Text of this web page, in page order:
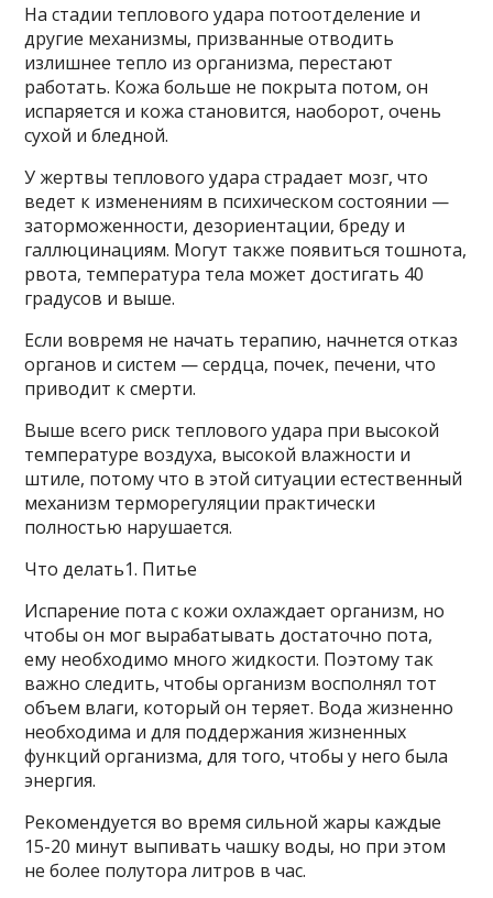
На стадии теплового удара потоотделение и
другие механизмы, призванные отводить
излишнее тепло из организма, перестают
работать. Кожа больше не покрыта потом, он
испаряется и кожа становится, наоборот, очень
сухой и бледной.
У жертвы теплового удара страдает мозг, что
ведет к изменениям в психическом состоянии —
заторможенности, дезориентации, бреду и
галлюцинациям. Могут также появиться тошнота,
рвота, температура тела может достигать 40
градусов и выше.
Если вовремя не начать терапию, начнется отказ
органов и систем — сердца, почек, печени, что
приводит к смерти.
Выше всего риск теплового удара при высокой
температуре воздуха, высокой влажности и
штиле, потому что в этой ситуации естественный
механизм терморегуляции практически
полностью нарушается.
Что делать1. Питье
Испарение пота с кожи охлаждает организм, но
чтобы он мог вырабатывать достаточно пота,
ему необходимо много жидкости. Поэтому так
важно следить, чтобы организм восполнял тот
объем влаги, который он теряет. Вода жизненно
необходима и для поддержания жизненных
функций организма, для того, чтобы у него была
энергия.
Рекомендуется во время сильной жары каждые
15-20 минут выпивать чашку воды, но при этом
не более полутора литров в час.